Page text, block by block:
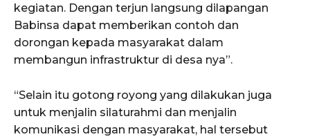
kegiatan. Dengan terjun langsung dilapangan
Babinsa dapat memberikan contoh dan
dorongan kepada masyarakat dalam
membangun infrastruktur di desa nya”.
“Selain itu gotong royong yang dilakukan juga
untuk menjalin silaturahmi dan menjalin
komunikasi dengan masyarakat, hal tersebut